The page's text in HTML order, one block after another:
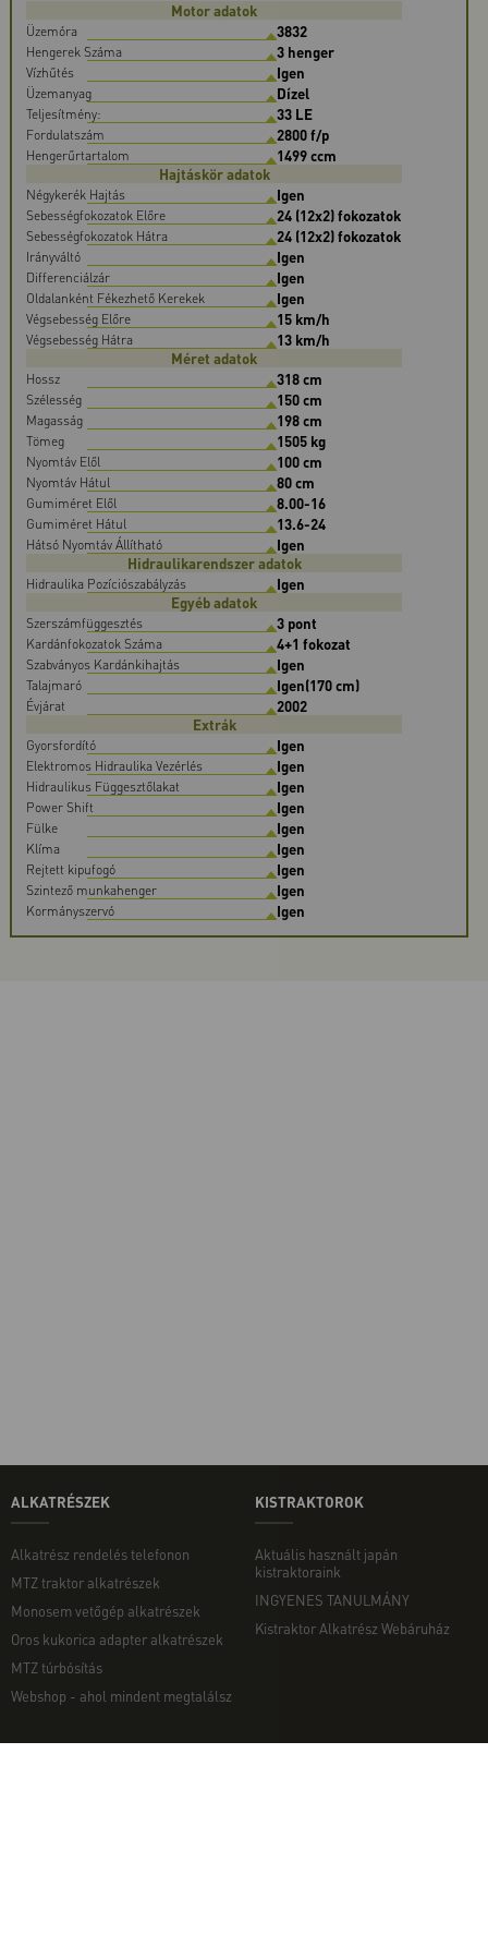
Motor adatok
Üzemóra 3832
Hengerek Száma 3 henger
Vízhűtés Igen
Üzemanyag Dízel
Teljesítmény: 33 LE
Fordulatszám 2800 f/p
Hengerűrtartalom
1499 ccm
Hajtáskör adatok
Négykerék Hajtás Igen
Sebességfokozatok Előre 24 (12x2) fokozatok
Sebességfokozatok Hátra 24 (12x2) fokozatok
Irányváltó Igen
Differenciálzár Igen
Oldalanként Fékezhető Kerekek Igen
Végsebesség Előre 15 km/h
Végsebesség Hátra
13 km/h
Méret adatok
Hossz 318 cm
Szélesség 150 cm
Magasság 198 cm
Tömeg 1505 kg
Nyomtáv Elől 100 cm
Nyomtáv Hátul 80 cm
Gumiméret Elől 8.00-16
Gumiméret Hátul 13.6-24
Hátsó Nyomtáv Állítható
Igen
Hidraulikarendszer adatok
Hidraulika Pozíciószabályzás
Igen
Egyéb adatok
Szerszámfüggesztés 3 pont
Kardánfokozatok Száma 4+1 fokozat
Szabványos Kardánkihajtás Igen
Talajmaró Igen(170 cm)
Évjárat
2002
Extrák
Gyorsfordító Igen
Elektromos Hidraulika Vezérlés Igen
Hidraulikus Függesztőlakat Igen
Power Shift Igen
Fülke Igen
Klíma Igen
Rejtett kipufogó Igen
Szintező munkahenger Igen
Kormányszervó Igen
ALKATRÉSZEK
Alkatrész rendelés telefonon
MTZ traktor alkatrészek
Monosem vetőgép alkatrészek
Oros kukorica adapter alkatrészek
MTZ túrbósítás
Webshop - ahol mindent megtalálsz
KISTRAKTOROK
Aktuális használt japán
kistraktoraink
INGYENES TANULMÁNY
Kistraktor Alkatrész Webáruház